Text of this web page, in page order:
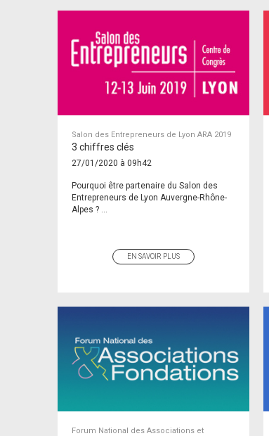
Salon des Entrepreneurs de Lyon ARA 2019
3 chiffres clés
27/01/2020 à 09h42
Pourquoi être partenaire du Salon des
Entrepreneurs de Lyon Auvergne-Rhône-
Alpes ? ...
EN SAVOIR PLUS
Forum National des Associations et